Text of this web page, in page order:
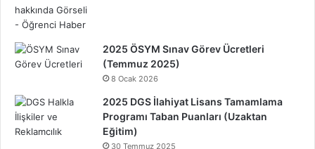
2025 ÖSYM Sınav Görev Ücretleri
(Temmuz 2025)
8 Ocak 2026
2025 DGS İlahiyat Lisans Tamamlama
Programı Taban Puanları (Uzaktan
Eğitim)
30 Temmuz 2025